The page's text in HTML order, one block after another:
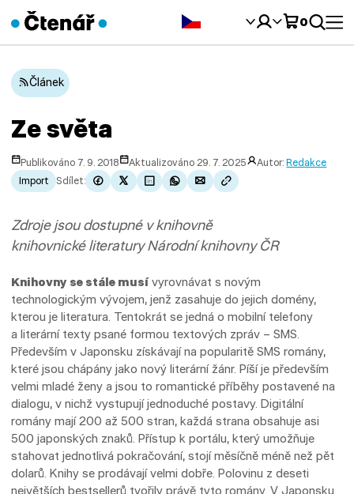
0
Článek
Ze světa
Publikováno 7. 9. 2018 Aktualizováno 29. 7. 2025 Autor:Redakce
Import
Sdílet:
Zdroje jsou dostupné v knihovně
knihovnické literatury Národní knihovny ČR
Knihovny se stále musívyrovnávat s novým
technologickým vývojem, jenž zasahuje do jejich domény,
kterou je literatura. Tentokrát se jedná o mobilní telefony
a literární texty psané formou textových zpráv – SMS.
Především v Japonsku získávají na popularitě SMS romány,
které jsou chápány jako nový literární žánr. Píší je především
velmi mladé ženy a jsou to romantické příběhy postavené na
dialogu, v nichž vystupují jednoduché postavy. Digitální
romány mají 200 až 500 stran, každá strana obsahuje asi
500 japonských znaků. Přístup k portálu, který umožňuje
stahovat jednotlivá pokračování, stojí měsíčně méně než pět
dolarů. Knihy se prodávají velmi dobře. Polovinu z deseti
největších bestsellerů tvořily právě tyto romány. V Japonsku